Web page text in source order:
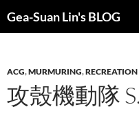
Gea-Suan Lin's BLOG
ACG,MURMURING,RECREATION
攻殼機動隊